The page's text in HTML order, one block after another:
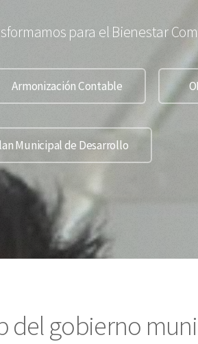
para el Bienestar
Armonización Contable
Municipal de Desarrollo
del gobierno